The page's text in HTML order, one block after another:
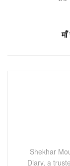
Shekhar
Diary, a